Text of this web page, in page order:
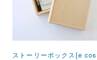
ストーリーボックス[e